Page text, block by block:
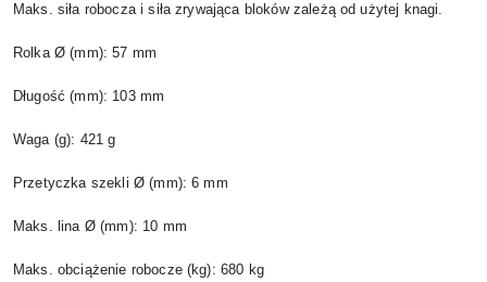
Maks. siła robocza i siła zrywająca bloków zależą od użytej knagi.
Rolka Ø (mm): 57 mm
Długość (mm): 103 mm
Waga (g): 421 g
Przetyczka szekli Ø (mm): 6 mm
Maks. lina Ø (mm): 10 mm
Maks. obciążenie robocze (kg): 680 kg